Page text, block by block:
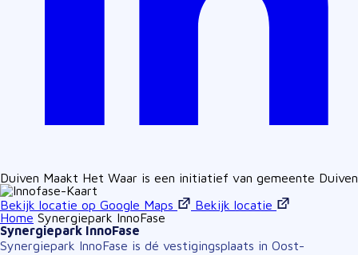
Duiven Maakt Het Waar is een initiatief van gemeente Duiven
Bekijk locatie op Google Maps
Bekijk locatie
Home Synergiepark InnoFase
Synergiepark InnoFase
Synergiepark InnoFase is dé vestigingsplaats in Oost-